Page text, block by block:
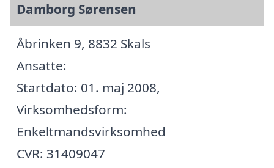
Damborg Sørensen
Åbrinken 9, 8832 Skals
Ansatte:
Startdato: 01. maj 2008,
Virksomhedsform:
Enkeltmandsvirksomhed
CVR: 31409047